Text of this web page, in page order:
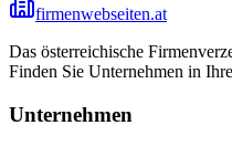
firmenwebseiten.at
Das österreichische
Finden Sie Unternehmen in
Unternehmen